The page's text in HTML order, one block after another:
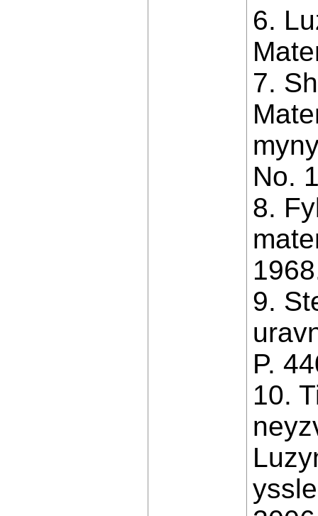
6.
7.
No.
8.
9.
P.
10.